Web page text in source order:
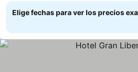
Elige fechas para ver los precios